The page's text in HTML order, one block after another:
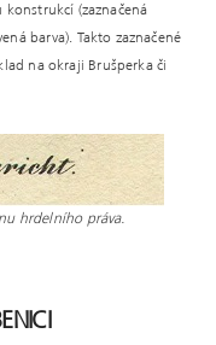
konstrukcí (zaznačená
barva). Takto zaznačené
na okraji Brušperka či
hrdelního práva.